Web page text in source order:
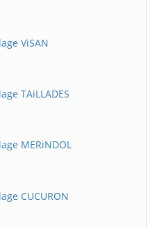
ViSAN
TAiLLADES
MERiNDOL
CUCURON